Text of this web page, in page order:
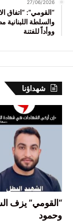
27/06/2026
والسلطة اللبنانية
ووأداً للفتنة
شهداؤنا
“القومي” يزف
وحمود